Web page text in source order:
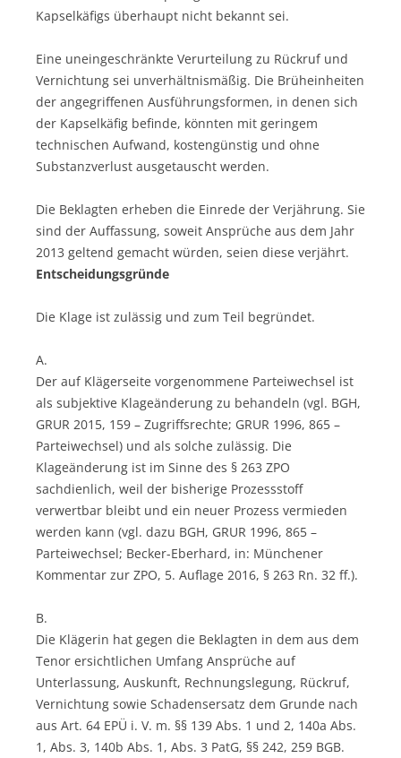
Kapselkäfigs überhaupt nicht bekannt sei.
Eine uneingeschränkte Verurteilung zu Rückruf und
Vernichtung sei unverhältnismäßig. Die Brüheinheiten
der angegriffenen Ausführungsformen, in denen sich
der Kapselkäfig befinde, könnten mit geringem
technischen Aufwand, kostengünstig und ohne
Substanzverlust ausgetauscht werden.
Die Beklagten erheben die Einrede der Verjährung. Sie
sind der Auffassung, soweit Ansprüche aus dem Jahr
2013 geltend gemacht würden, seien diese verjährt.
Entscheidungsgründe
Die Klage ist zulässig und zum Teil begründet.
A.
Der auf Klägerseite vorgenommene Parteiwechsel ist
als subjektive Klageänderung zu behandeln (vgl. BGH,
GRUR 2015, 159 – Zugriffsrechte; GRUR 1996, 865 –
Parteiwechsel) und als solche zulässig. Die
Klageänderung ist im Sinne des § 263 ZPO
sachdienlich, weil der bisherige Prozessstoff
verwertbar bleibt und ein neuer Prozess vermieden
werden kann (vgl. dazu BGH, GRUR 1996, 865 –
Parteiwechsel; Becker-Eberhard, in: Münchener
Kommentar zur ZPO, 5. Auflage 2016, § 263 Rn. 32 ff.).
B.
Die Klägerin hat gegen die Beklagten in dem aus dem
Tenor ersichtlichen Umfang Ansprüche auf
Unterlassung, Auskunft, Rechnungslegung, Rückruf,
Vernichtung sowie Schadensersatz dem Grunde nach
aus Art. 64 EPÜ i. V. m. §§ 139 Abs. 1 und 2, 140a Abs.
1, Abs. 3, 140b Abs. 1, Abs. 3 PatG, §§ 242, 259 BGB.